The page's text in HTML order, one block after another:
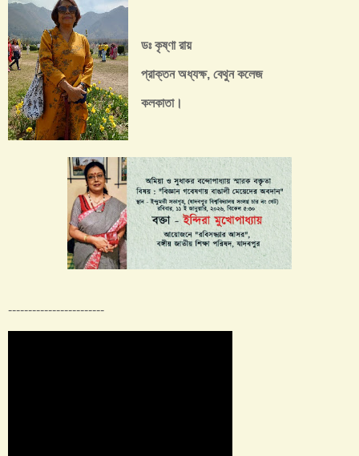
ডঃ কৃষ্ণা রায়
প্রাক্তন অধ্যক্ষ, বেথুন কলেজ
কলকাতা।
------------------------